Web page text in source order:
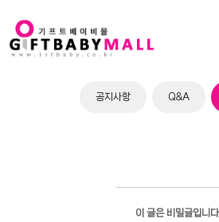
Promotion
공지사항 Q&A
이 글은 비밀글입니